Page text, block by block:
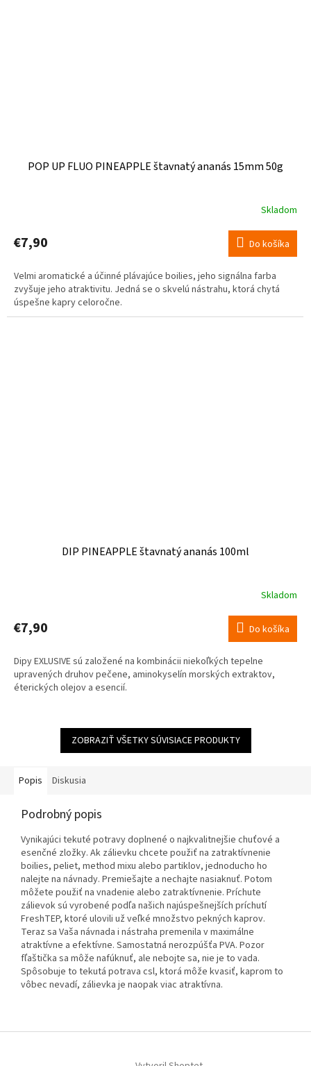
POP UP FLUO PINEAPPLE štavnatý ananás 15mm 50g
Skladom
€7,90 Do košíka
Velmi aromatické a účinné plávajúce boilies, jeho signálna farba
zvyšuje jeho atraktivitu. Jedná se o skvelú nástrahu, ktorá chytá
úspešne kapry celoročne.
DIP PINEAPPLE štavnatý ananás 100ml
Skladom
€7,90 Do košíka
Dipy EXLUSIVE sú založené na kombinácii niekoľkých tepelne
upravených druhov pečene, aminokyselín morských extraktov,
éterických olejov a esencií.
ZOBRAZIŤ VŠETKY SÚVISIACE PRODUKTY
Popis Diskusia
Podrobný popis
Vynikajúci tekuté potravy doplnené o najkvalitnejšie chuťové a
esenčné zložky. Ak zálievku chcete použiť na zatraktívnenie
boilies, peliet, method mixu alebo partiklov, jednoducho ho
nalejte na návnady. Premiešajte a nechajte nasiaknuť. Potom
môžete použiť na vnadenie alebo zatraktívnenie. Príchute
zálievok sú vyrobené podľa našich najúspešnejších príchutí
FreshTEP, ktoré ulovili už veľké množstvo pekných kaprov.
Teraz sa Vaša návnada i nástraha premenila v maximálne
atraktívne a efektívne. Samostatná nerozpúšťa PVA. Pozor
fľaštička sa môže nafúknuť, ale nebojte sa, nie je to vada.
Spôsobuje to tekutá potrava csl, ktorá môže kvasiť, kaprom to
vôbec nevadí, zálievka je naopak viac atraktívna.
Z